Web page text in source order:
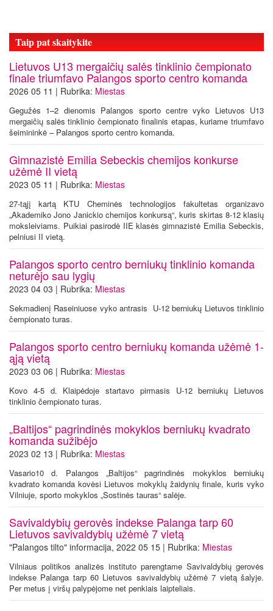
Taip pat skaitykite
Lietuvos U13 mergaičių salės tinklinio čempionato
finale triumfavo Palangos sporto centro komanda
2026 05 11 | Rubrika: Miestas
Gegužės 1–2 dienomis Palangos sporto centre vyko Lietuvos U13
mergaičių salės tinklinio čempionato finalinis etapas, kuriame triumfavo
šeimininkė – Palangos sporto centro komanda.
Gimnazistė Emilia Sebeckis chemijos konkurse
užėmė II vietą
2023 05 11 | Rubrika: Miestas
27-tąjį kartą KTU Cheminės technologijos fakultetas organizavo
„Akademiko Jono Janickio chemijos konkursą“, kuris skirtas 8-12 klasių
moksleiviams. Puikiai pasirodė IIE klasės gimnazistė Emilia Sebeckis,
pelniusi II vietą.
Palangos sporto centro berniukų tinklinio komanda
neturėjo sau lygių
2023 04 03 | Rubrika: Miestas
Sekmadienį Raseiniuose vyko antrasis U-12 berniukų Lietuvos tinklinio
čempionato turas.
Palangos sporto centro berniukų komanda užėmė 1-
ąją vietą
2023 03 06 | Rubrika: Miestas
Kovo 4-5 d. Klaipėdoje startavo pirmasis U-12 berniukų Lietuvos
tinklinio čempionato turas.
„Baltijos“ pagrindinės mokyklos berniukų kvadrato
komanda sužibėjo
2023 02 13 | Rubrika: Miestas
Vasario10 d. Palangos „Baltijos“ pagrindinės mokyklos berniukų
kvadrato komanda kovėsi Lietuvos mokyklų žaidynių finale, kuris vyko
Vilniuje, sporto mokyklos „Sostinės tauras“ salėje.
Savivaldybių gerovės indekse Palanga tarp 60
Lietuvos savivaldybių užėmė 7 vietą
"Palangos tilto" informacija, 2022 05 15 | Rubrika: Miestas
Vilniaus politikos analizės instituto parengtame Savivaldybių gerovės
indekse Palanga tarp 60 Lietuvos savivaldybių užėmė 7 vietą šalyje.
Per metus į viršų palypėjome net penkiais laipteliais.